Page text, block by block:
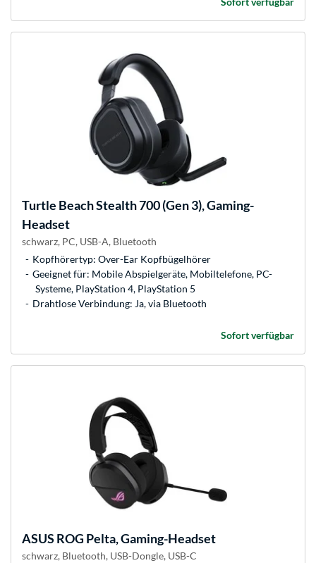
Turtle BeachStealth 700 (Gen 3), Gaming-
Headset
schwarz, PC, USB-A, Bluetooth
Kopfhörertyp: Over-Ear Kopfbügelhörer
Geeignet für: Mobile Abspielgeräte, Mobiltelefone, PC-
Systeme, PlayStation 4, PlayStation 5
Drahtlose Verbindung: Ja, via Bluetooth
Sofort verfügbar
ASUS ROG Pelta, Gaming-Headset
schwarz, Bluetooth, USB-Dongle, USB-C